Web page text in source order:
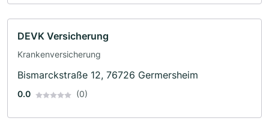
DEVK Versicherung
Krankenversicherung
Bismarckstraße 12, 76726 Germersheim
0.0 (0)